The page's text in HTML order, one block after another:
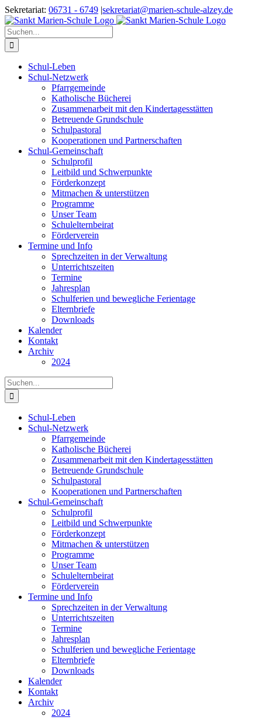
Zum
Inhalt
springen
Sekretariat: 06731 - 6749 |sekretariat@marien-schule-alzey.de
Suche
nach:
Schul-Leben
Schul-Netzwerk
Pfarrgemeinde
Katholische Bücherei
Zusammenarbeit mit den Kindertagesstätten
Betreuende Grundschule
Schulpastoral
Kooperationen und Partnerschaften
Schul-Gemeinschaft
Schulprofil
Leitbild und Schwerpunkte
Förderkonzept
Mitmachen & unterstützen
Programme
Unser Team
Schulelternbeirat
Förderverein
Termine und Info
Sprechzeiten in der Verwaltung
Unterrichtszeiten
Termine
Jahresplan
Schulferien und bewegliche Ferientage
Elternbriefe
Downloads
Kalender
Kontakt
Archiv
2024
Suche
nach:
Schul-Leben
Schul-Netzwerk
Pfarrgemeinde
Katholische Bücherei
Zusammenarbeit mit den Kindertagesstätten
Betreuende Grundschule
Schulpastoral
Kooperationen und Partnerschaften
Schul-Gemeinschaft
Schulprofil
Leitbild und Schwerpunkte
Förderkonzept
Mitmachen & unterstützen
Programme
Unser Team
Schulelternbeirat
Förderverein
Termine und Info
Sprechzeiten in der Verwaltung
Unterrichtszeiten
Termine
Jahresplan
Schulferien und bewegliche Ferientage
Elternbriefe
Downloads
Kalender
Kontakt
Archiv
2024